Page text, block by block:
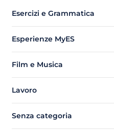
Esercizi e Grammatica
Esperienze MyES
Film e Musica
Lavoro
Senza categoria